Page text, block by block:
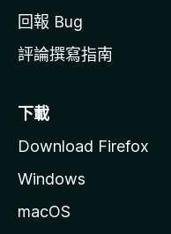
回報 Bug
評論撰寫指南
下載
Download Firefox
Windows
macOS